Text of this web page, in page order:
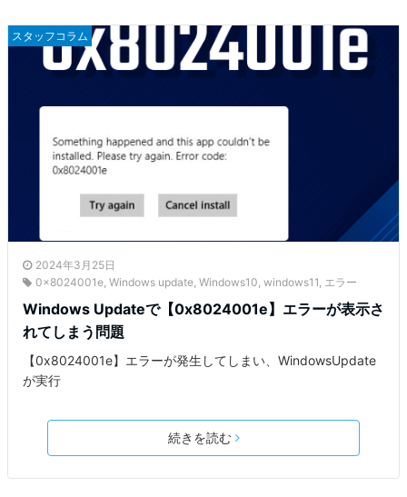
スタッフコラム
2024年3月25日
0x8024001e Windows update Windows10 windows11 エラー
Windows Updateで【0x8024001e】エラーが表示さ
れてしまう問題
【0x8024001e】エラーが発生してしまい、WindowsUpdate
が実行
続きを読む